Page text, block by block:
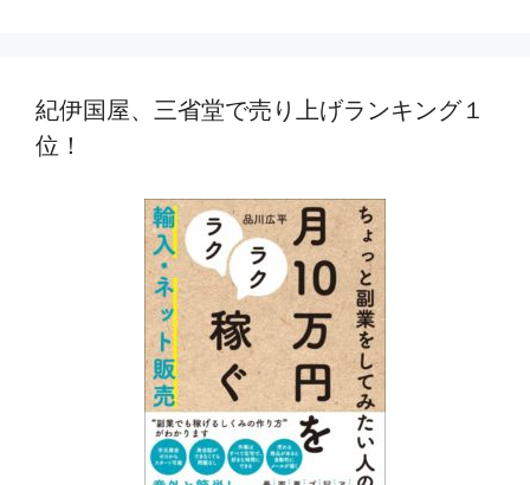
紀伊国屋、三省堂で売り上げランキング１
位！